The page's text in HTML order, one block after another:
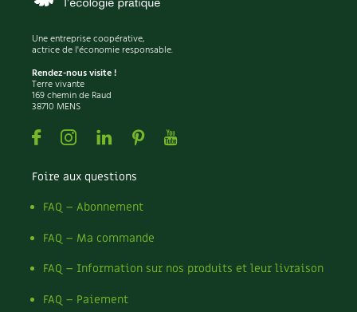
Petits pois
Piment
Pissenlit
Pizza
Plantes
Plantes d'extérieur
Plantes d'intérieur
Plantes médicinales
Plantes sauvages
Plants
Plastique
Poireau
Pollinisation
Pollution
Pomme
Une entreprise coopérative,
actrice de l'économie responsable.
Rendez-nous visite !
Terre vivante
169 chemin de Raud
38710 MENS
FacebookInstagramLinkedin
PinterestYoutube
Foire aux questions
FAQ – Abonnement
FAQ – Ma commande
FAQ – Information sur nos produits et leur livraison
FAQ – Paiement